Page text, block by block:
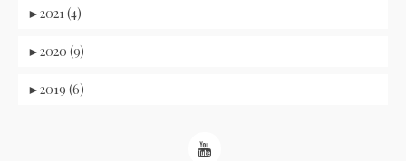
►2021 (4)
►2020 (9)
►2019 (6)